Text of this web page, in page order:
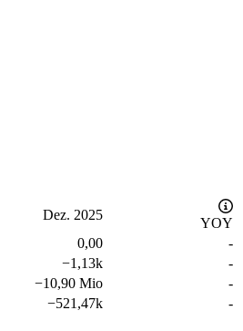
Dez. 2025
YOY
0,00
-
−1,13k
-
−10,90 Mio
-
−521,47k -